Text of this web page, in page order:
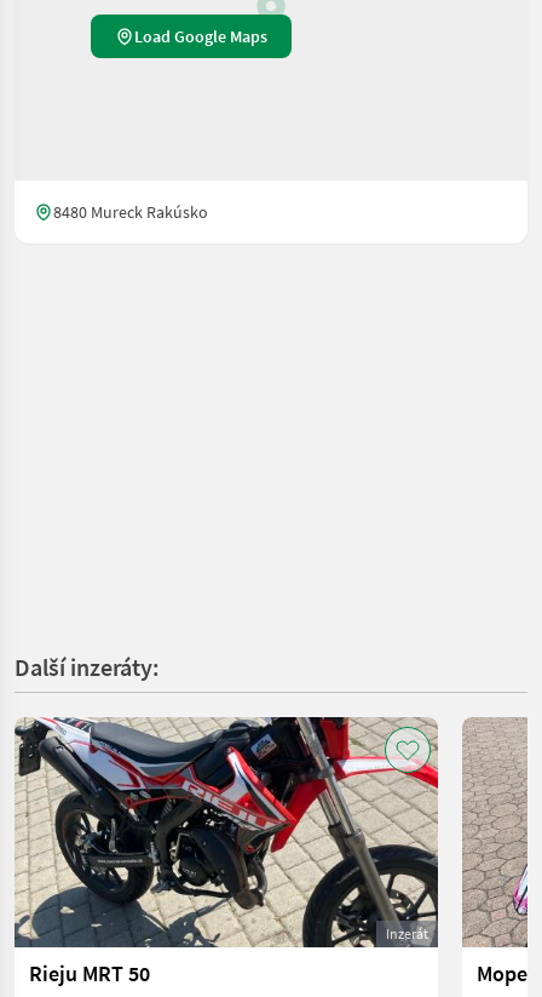
Load Google Maps
8480 Mureck Rakúsko
Další inzeráty:
Inzerát
Rieju MRT 50